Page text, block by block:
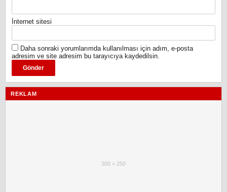
İnternet sitesi
Daha sonraki yorumlarımda kullanılması için adım, e-posta
adresim ve site adresim bu tarayıcıya kaydedilsin.
REKLAM
300 × 250